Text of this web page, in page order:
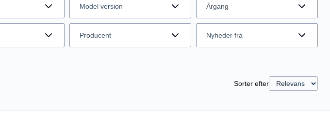
Model version Årgang
Producent Nyheder fra
Sorter efter